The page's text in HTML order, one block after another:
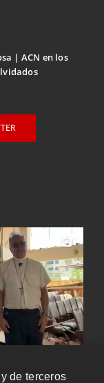
ACN en los
de terceros